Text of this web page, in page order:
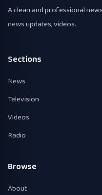
A clean and professional
news updates, videos.
Sections
News
Television
Videos
Radio
Browse
About